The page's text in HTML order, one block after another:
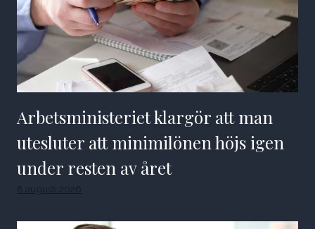
Arbetsministeriet klargör att man
utesluter att minimilönen höjs igen
under resten av året
8 augusti 2026